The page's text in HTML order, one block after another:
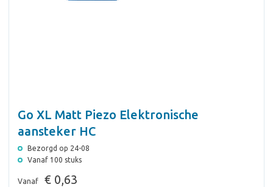
Go XL Matt Piezo Elektronische
aansteker HC
Bezorgd op 24-08
Vanaf 100 stuks
Vanaf € 0,63